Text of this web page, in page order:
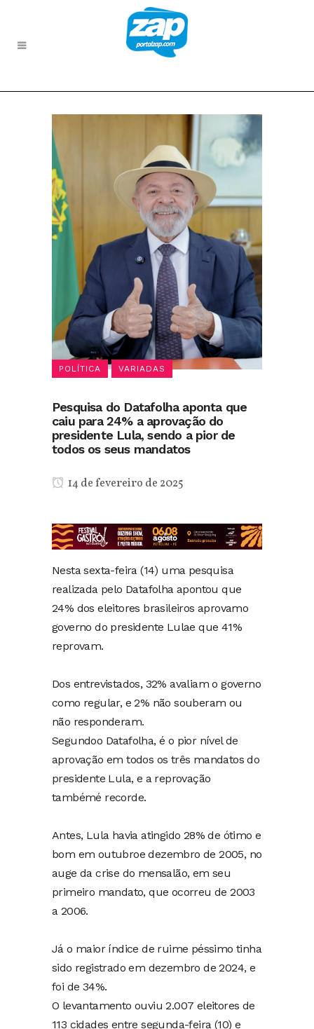
POLÍTICA VARIADAS
Pesquisa do Datafolha aponta que
caiu para 24% a aprovação do
presidente Lula, sendo a pior de
todos os seus mandatos
14 de fevereiro de 2025
Nesta sexta-feira (14) uma pesquisa
realizada pelo Datafolha apontou que
24% dos eleitores brasileiros aprovamo
governo do presidente Lulae que 41%
reprovam.
Dos entrevistados, 32% avaliam o governo
como regular, e 2% não souberam ou
não responderam.
Segundoo Datafolha, é o pior nível de
aprovação em todos os três mandatos do
presidente Lula, e a reprovação
tambémé recorde.
Antes, Lula havia atingido 28% de ótimo e
bom em outubroe dezembro de 2005, no
auge da crise do mensalão, em seu
primeiro mandato, que ocorreu de 2003
a 2006.
Já o maior índice de ruime péssimo tinha
sido registrado em dezembro de 2024, e
foi de 34%.
O levantamento ouviu 2.007 eleitores de
113 cidades entre segunda-feira (10) e